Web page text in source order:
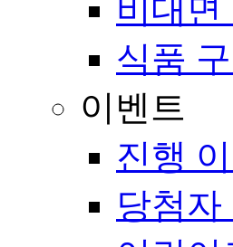
비대면
식품
이벤트
진행
당첨자